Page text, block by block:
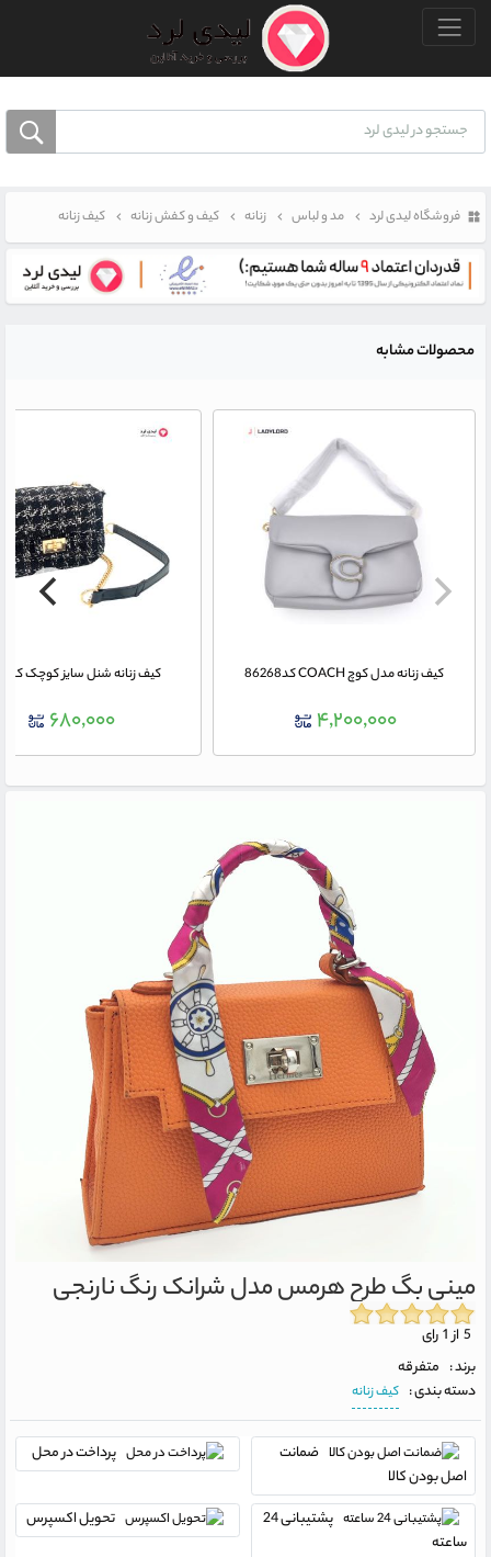
منو بالا
فروشگاه لیدی لرد مد و لباس زنانه کیف و کفش زنانه کیف زنانه
محصولات مشابه
کیف زنانه مدل کوچ COACH کد86268
۴,۲۰۰,۰۰۰
کیف زنانه شنل سایز کوچک کد 1504
۶۸۰,۰۰۰
مینی بگ طرح هرمس مدل شرانک رنگ نارنجی
برند : متفرقه
دسته بندی : کیف زنانه
ضمانت
اصل بودن کالا
پرداخت در محل
پشتیبانی 24
ساعته
تحویل اکسپرس